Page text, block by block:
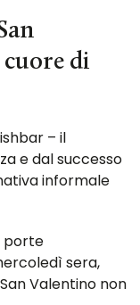
di
– il
e dal successo
informale
porte
sera,
Valentino non